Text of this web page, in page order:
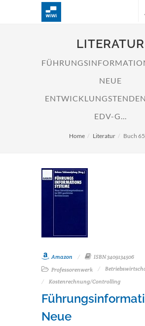
LITERATUR
NEUE
EDV-G...
Home Literatur Buch
Amazon
ISBN 3409134506
Professorenwerk
Kostenrechnung/Controlling
Neue